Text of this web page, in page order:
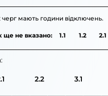
черг мають години відключень.
ще не вказано: 1.1 1.2 2.1
2.2 3.1